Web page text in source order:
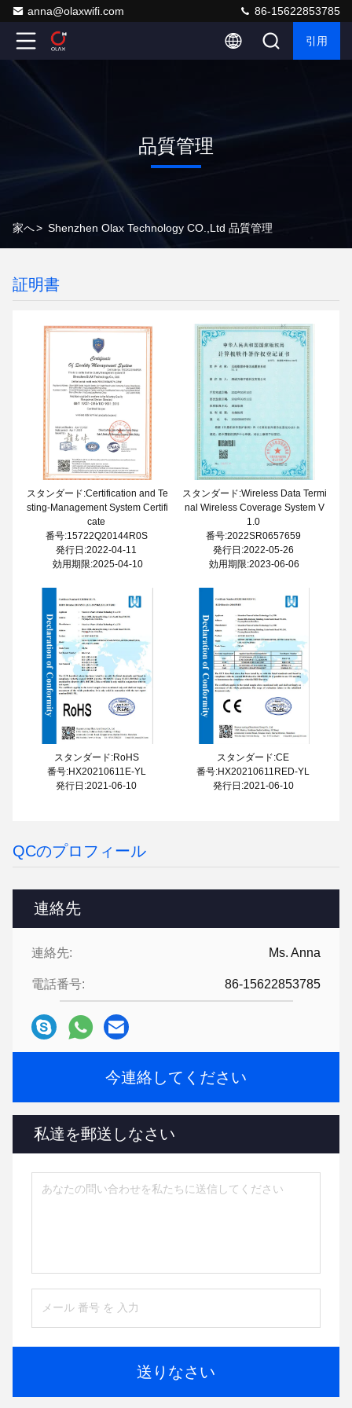
anna@olaxwifi.com 86-15622853785
引用
品質管理
家へ> Shenzhen Olax Technology CO.,Ltd 品質管理
連絡先
連絡先: Ms. Anna
電話番号: 86-15622853785
今連絡してください
私達を郵送しなさい
送りなさい
証明書
スタンダード:Certification and Te
sting-Management System Certifi
cate
番号:15722Q20144R0S
発行日:2022-04-11
効用期限:2025-04-10
スタンダード:Wireless Data Termi
nal Wireless Coverage System V
1.0
番号:2022SR0657659
発行日:2022-05-26
効用期限:2023-06-06
スタンダード:RoHS
番号:HX20210611E-YL
発行日:2021-06-10
スタンダード:CE
番号:HX20210611RED-YL
発行日:2021-06-10
QCのプロフィール